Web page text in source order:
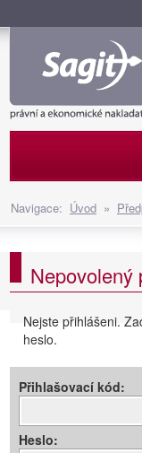
Navigace: Úvod »
Nepovolený
Nejste přihlášeni.
heslo.
Přihlašovací kód:
Heslo: